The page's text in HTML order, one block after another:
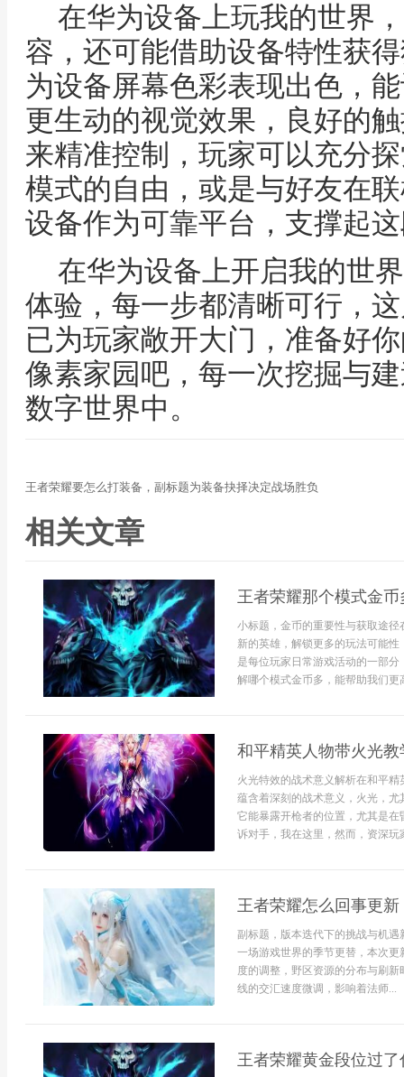
在华为设备上玩我的世界
容，还可能借助设备特性获
为设备屏幕色彩表现出色，
更生动的视觉效果，良好的
来精准控制，玩家可以充分
模式的自由，或是与好友在
设备作为可靠平台，支撑起
在华为设备上开启我的世
体验，每一步都清晰可行，
已为玩家敞开大门，准备好
像素家园吧，每一次挖掘与
数字世界中。
王者荣耀要怎么打装备，副标题为装备抉择决定战场胜负
相关文章
王者荣耀那个模式金
小标题，金币的重要性与获取途
新的英雄，解锁更多的玩法可能
是每位玩家日常游戏活动的一部
解哪个模式金币多，能帮助我们更
和平精英人物带火光
火光特效的战术意义解析在和平
蕴含着深刻的战术意义，火光，
它能暴露开枪者的位置，尤其是
诉对手，我在这里，然而，资深玩
王者荣耀怎么回事更
副标题，版本迭代下的挑战与机
一场游戏世界的季节更替，本次
度的调整，野区资源的分布与刷
线的交汇速度微调，影响着法师...
王者荣耀黄金段位过